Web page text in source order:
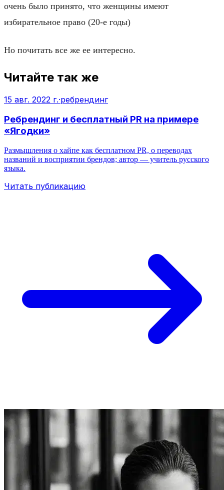
очень было принято, что женщины имеют
избирательное право (20-е годы)
Но почитать все же ее интересно.
Читайте так же
15 авг. 2022 г.·ребрендинг
Ребрендинг и бесплатный PR на примере
«Ягодки»
Размышления о хайпе как бесплатном PR, о переводах
названий и восприятии брендов; автор — учитель русского
языка.
Читать публикацию